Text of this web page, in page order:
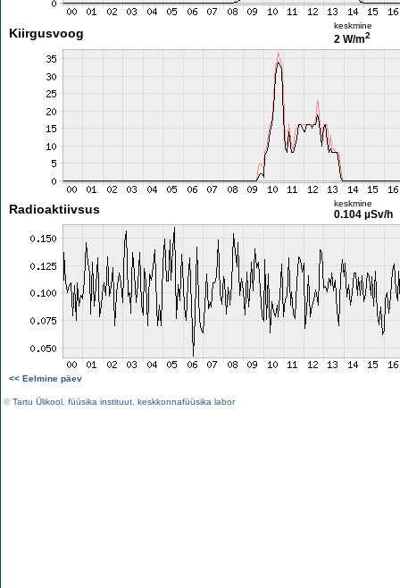
Kiirgusvoog
keskmine
2 W/m2
Radioaktiivsus keskmine
0.104 µSv/h
<< Eelmine päev
©Tartu Ülikool füüsika instituut keskkonnafüüsika labor